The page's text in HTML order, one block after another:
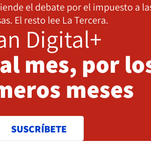
el debate por el impuesto a
El resto lee La Tercera.
Digital+
mes, por
meses
SUSCRÍBETE